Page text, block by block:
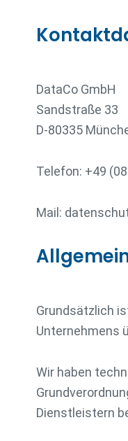
DataCo GmbH
Sandstraße 33
D-80335
Telefon: +49
Mail:
Grundsätzlich
Unternehmens
Wir haben
Dienstleistern